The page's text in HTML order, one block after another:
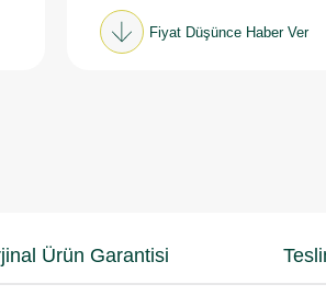
Fiyat Düşünce Haber Ver
Ürün Garantisi